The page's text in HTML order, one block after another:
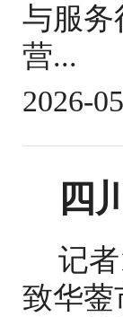
与服务
营...
2026-
四
记
致华蓥